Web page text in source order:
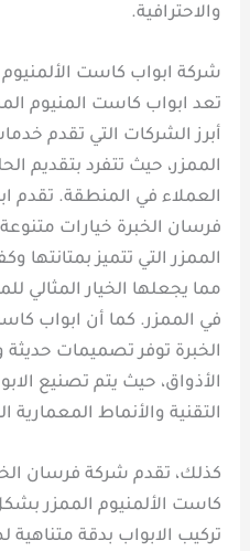
والاحترافية.
شركة ابواب كاست الألمنيوم
تعد ابواب كاست المنيوم
أبرز الشركات التي تقدم
الممزر، حيث تتفرد بتقديم
العملاء في المنطقة. تقدم
فرسان الخبرة خيارات
الممزر التي تتميز بمتانتها
مما يجعلها الخيار المثالي
في الممزر. كما أن ابواب
الخبرة توفر تصميمات
الأذواق، حيث يتم تصنيع
التقنية والأنماط المعمارية
كذلك، تقدم شركة فرسان
كاست الألمنيوم الممزر
تركيب الابواب بدقة متناهية